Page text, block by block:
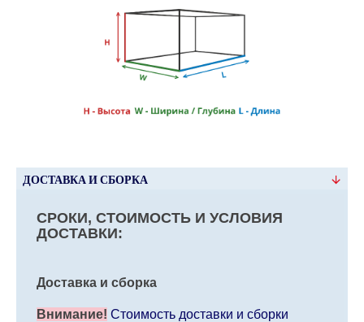
ДОСТАВКА И СБОРКА
СРОКИ, СТОИМОСТЬ И УСЛОВИЯ
ДОСТАВКИ:
Доставка и сборка
Внимание! Стоимость доставки и сборки